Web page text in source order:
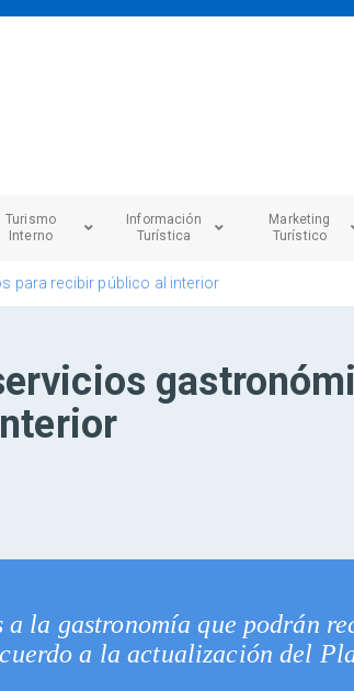
Turismo
Interno
Información
Turística
Marketing
Turístico
para recibir público al interior
la gastronomía que podrán
a la actualización del